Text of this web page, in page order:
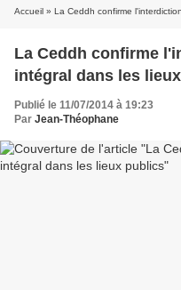
Accueil » La Ceddh confirme
La Ceddh confirme
intégral dans les
Publié le 11/07/2014 à 19:23
Par Jean-Théophane